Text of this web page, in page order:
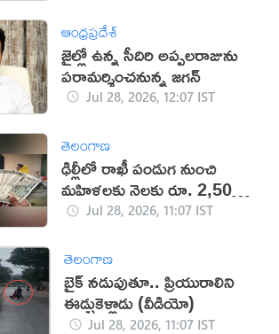
ఆంధ్రప్రదేశ్
జైల్లో ఉన్న సీదిరి అప్పలరాజును
పరామర్శించనున్న జగన్
Jul 28, 2026, 12:07 IST
తెలంగాణ
ఢిల్లీలో రాఖీ పండుగ నుంచి
మహిళలకు నెలకు రూ. 2,500
ఆర్థిక సహాయం!
Jul 28, 2026, 11:07 IST
తెలంగాణ
బైక్ నడుపుతూ.. ప్రియురాలిని
ఈడ్చుకెళ్లాడు (వీడియో)
Jul 28, 2026, 11:07 IST